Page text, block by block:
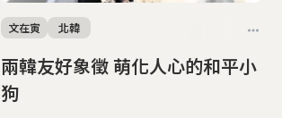
兩韓友好象徵 萌化人心的和平小
狗
文在寅 北韓